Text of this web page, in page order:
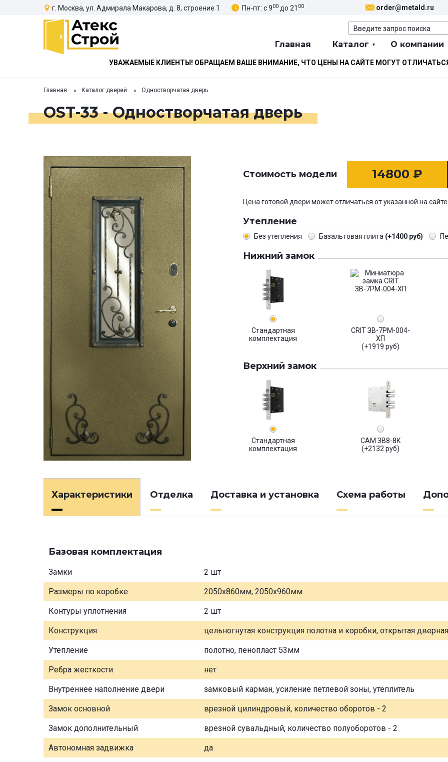
г. Москва, ул. Адмирала Макарова, д. 8, строение 1 Пн-пт: с 900 до 21 00 order@metald.ru
Главная Каталог О компании
УВАЖАЕМЫЕ КЛИЕНТЫ! ОБРАЩАЕМ ВАШЕ ВНИМАНИЕ, ЧТО ЦЕНЫ НА САЙТЕ МОГУТ
Главная Каталог дверей Одностворчатая дверь
OST-33 - Одностворчатая дверь
Стоимость модели 14800 ₽
Цена готовой двери может отличаться от указанной на
Утепление
Без утепления Базальтовая плита (+1400 руб)
Нижний замок
Стандартная
комплектация
CRIT ЗВ-7РМ-004-
ХП
(+1919 руб)
Верхний замок
Стандартная
комплектация
САМ ЗВ8-8К
(+2132 руб)
Характеристики Отделка Доставка и установка Схема работы
Базовая комплектация
Замки 2 шт
Размеры по коробке 2050х860мм, 2050х960мм
Контуры уплотнения 2 шт
Конструкция цельногнутая конструкция полотна и коробки, открытая
Утепление полотно, пенопласт 53мм
Ребра жесткости нет
Внутреннее наполнение двери замковый карман, усиление петлевой зоны, утеплитель
Замок основной врезной цилиндровый, количество оборотов - 2
Замок дополнительный врезной сувальдный, количество полуоборотов - 2
Автономная задвижка да